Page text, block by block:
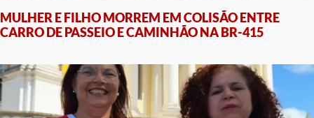
MULHER E FILHO MORREM EM COLISÃO ENTRE
CARRO DE PASSEIO E CAMINHÃO NA BR-415